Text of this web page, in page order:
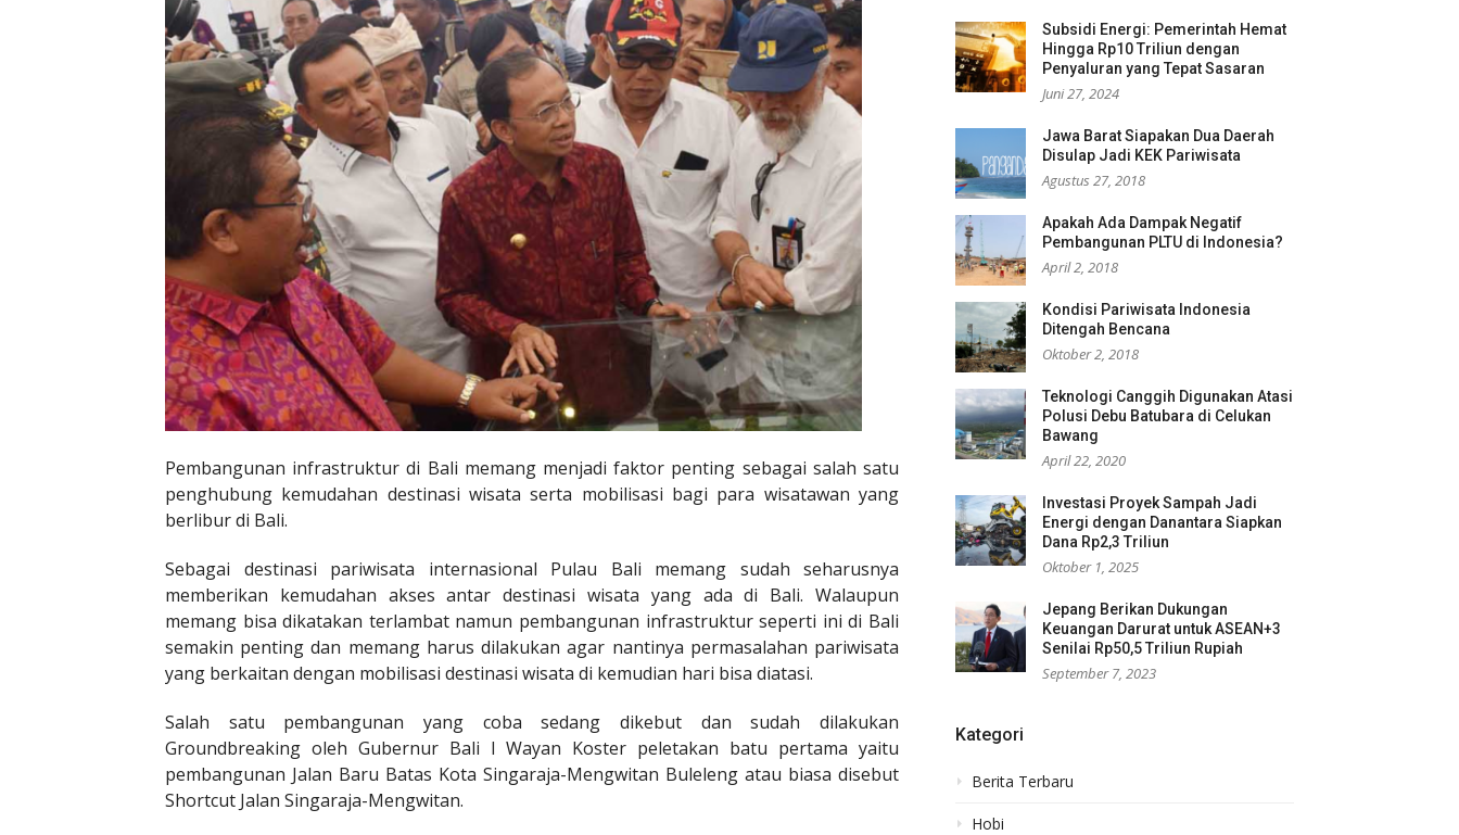
Pembangunan infrastruktur di Bali memang menjadi faktor penting sebagai salah satu
penghubung kemudahan destinasi wisata serta mobilisasi bagi para wisatawan yang
berlibur di Bali.
Sebagai destinasi pariwisata internasional Pulau Bali memang sudah seharusnya
memberikan kemudahan akses antar destinasi wisata yang ada di Bali. Walaupun
memang bisa dikatakan terlambat namun pembangunan infrastruktur seperti ini di Bali
semakin penting dan memang harus dilakukan agar nantinya permasalahan pariwisata
yang berkaitan dengan mobilisasi destinasi wisata di kemudian hari bisa diatasi.
Salah satu pembangunan yang coba sedang dikebut dan sudah dilakukan
Groundbreaking oleh Gubernur Bali I Wayan Koster peletakan batu pertama yaitu
pembangunan Jalan Baru Batas Kota Singaraja-Mengwitan Buleleng atau biasa disebut
Shortcut Jalan Singaraja-Mengwitan.
Subsidi Energi: Pemerintah Hemat
Hingga Rp10 Triliun dengan
Penyaluran yang Tepat Sasaran
Juni 27, 2024
Jawa Barat Siapakan Dua Daerah
Disulap Jadi KEK Pariwisata
Agustus 27, 2018
Apakah Ada Dampak Negatif
Pembangunan PLTU di Indonesia?
April 2, 2018
Kondisi Pariwisata Indonesia
Ditengah Bencana
Oktober 2, 2018
Teknologi Canggih Digunakan Atasi
Polusi Debu Batubara di Celukan
Bawang
April 22, 2020
Investasi Proyek Sampah Jadi
Energi dengan Danantara Siapkan
Dana Rp2,3 Triliun
Oktober 1, 2025
Jepang Berikan Dukungan
Keuangan Darurat untuk ASEAN+3
Senilai Rp50,5 Triliun Rupiah
September 7, 2023
Kategori
Berita Terbaru
Hobi